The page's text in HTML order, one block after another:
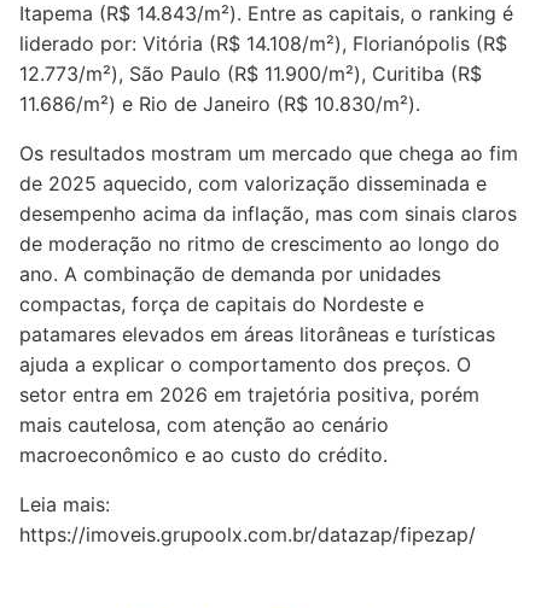
Itapema (R$ 14.843/m²). Entre as capitais, o ranking é
liderado por: Vitória (R$ 14.108/m²), Florianópolis (R$
12.773/m²), São Paulo (R$ 11.900/m²), Curitiba (R$
11.686/m²) e Rio de Janeiro (R$ 10.830/m²).
Os resultados mostram um mercado que chega ao fim
de 2025 aquecido, com valorização disseminada e
desempenho acima da inflação, mas com sinais claros
de moderação no ritmo de crescimento ao longo do
ano. A combinação de demanda por unidades
compactas, força de capitais do Nordeste e
patamares elevados em áreas litorâneas e turísticas
ajuda a explicar o comportamento dos preços. O
setor entra em 2026 em trajetória positiva, porém
mais cautelosa, com atenção ao cenário
macroeconômico e ao custo do crédito.
Leia mais:
https://imoveis.grupoolx.com.br/datazap/fipezap/